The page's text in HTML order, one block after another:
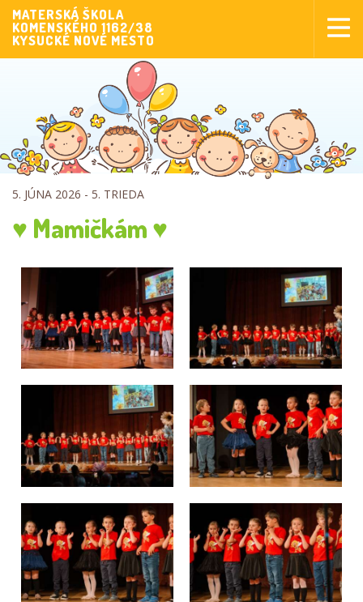
Aktivity pre deti
Fotogaléria
Naša škola
Krúžková činnosť
Zverejňovanie
Jedálny lístok
Kontakt
Ochrana osobných
údajov – GDPR
Vzdelávanie
zamestnancov
MATERSKÁ ŠKOLA
KOMENSKÉHO 1162/38
KYSUCKÉ NOVÉ MESTO
5. JÚNA 2026 - 5. TRIEDA
♥ Mamičkám ♥